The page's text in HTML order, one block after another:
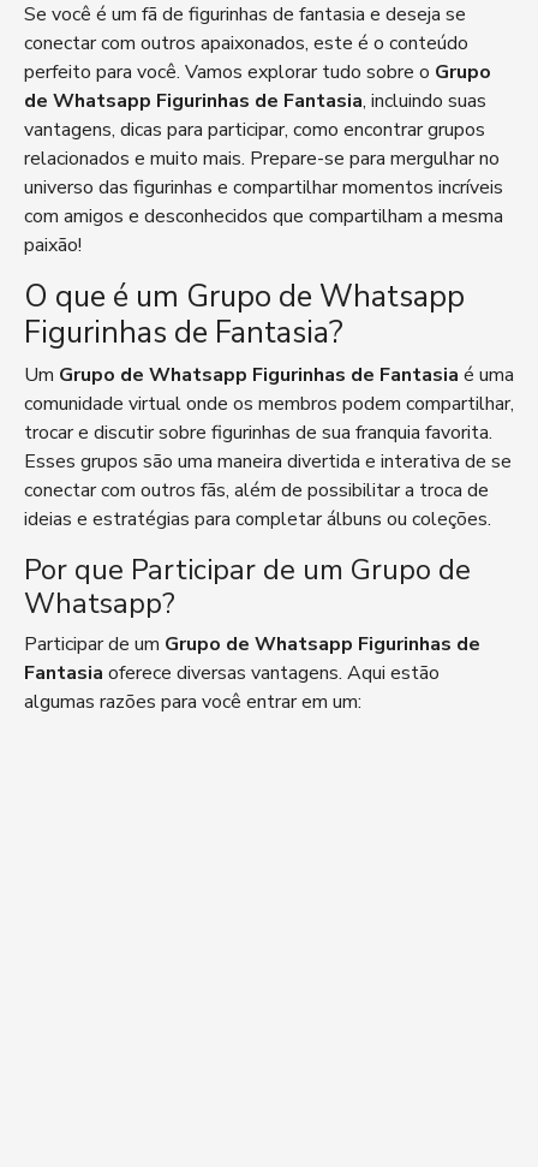
Se você é um fã de figurinhas de fantasia e deseja se
conectar com outros apaixonados, este é o conteúdo
perfeito para você. Vamos explorar tudo sobre o Grupo
de Whatsapp Figurinhas de Fantasia, incluindo suas
vantagens, dicas para participar, como encontrar grupos
relacionados e muito mais. Prepare-se para mergulhar no
universo das figurinhas e compartilhar momentos incríveis
com amigos e desconhecidos que compartilham a mesma
paixão!
O que é um Grupo de Whatsapp
Figurinhas de Fantasia?
Um Grupo de Whatsapp Figurinhas de Fantasia é uma
comunidade virtual onde os membros podem compartilhar,
trocar e discutir sobre figurinhas de sua franquia favorita.
Esses grupos são uma maneira divertida e interativa de se
conectar com outros fãs, além de possibilitar a troca de
ideias e estratégias para completar álbuns ou coleções.
Por que Participar de um Grupo de
Whatsapp?
Participar de um Grupo de Whatsapp Figurinhas de
Fantasia oferece diversas vantagens. Aqui estão
algumas razões para você entrar em um: